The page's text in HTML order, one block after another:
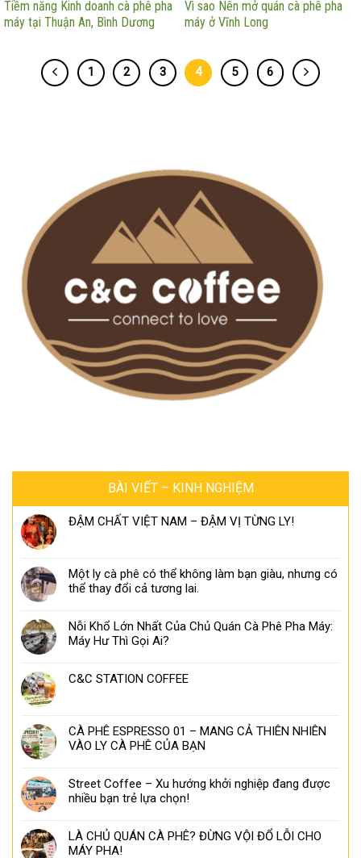
Tiềm năng Kinh doanh cà phê pha
máy tại Thuận An, Bình Dương
Vì sao Nên mở quán cà phê pha
máy ở Vĩnh Long
1 2 3 4 5 6
BÀI VIẾT – KINH NGHIỆM
ĐẬM CHẤT VIỆT NAM – ĐẬM VỊ TỪNG LY!
Một ly cà phê có thể không làm bạn giàu, nhưng có
thể thay đổi cả tương lai.
Nỗi Khổ Lớn Nhất Của Chủ Quán Cà Phê Pha Máy:
Máy Hư Thì Gọi Ai?
C&C STATION COFFEE
CÀ PHÊ ESPRESSO 01 – MANG CẢ THIÊN NHIÊN
VÀO LY CÀ PHÊ CỦA BẠN
Street Coffee – Xu hướng khởi nghiệp đang được
nhiều bạn trẻ lựa chọn!
LÀ CHỦ QUÁN CÀ PHÊ? ĐỪNG VỘI ĐỔ LỖI CHO
MÁY PHA!